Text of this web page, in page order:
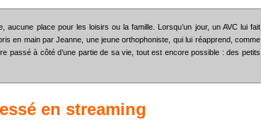
place pour les loisirs ou la famille. Lorsqu’un jour, un AVC lui fait
en main par Jeanne, une jeune orthophoniste, qui lui réapprend, comme
passé à côté d’une partie de sa vie, tout est encore possible : des petits
en streaming